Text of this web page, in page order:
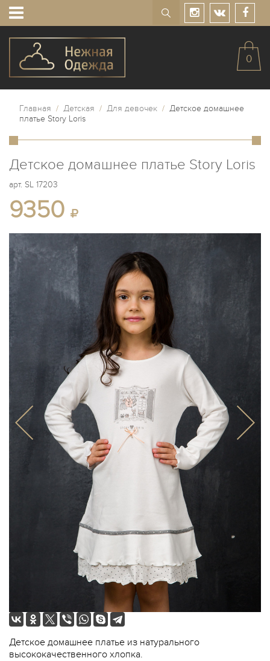
0
Главная / Детская / Для девочек / Детское домашнее
платье Story Loris
Детское домашнее платье Story Loris
арт. SL 17203
9350
Детское домашнее платье из натурального
высококачественного хлопка.